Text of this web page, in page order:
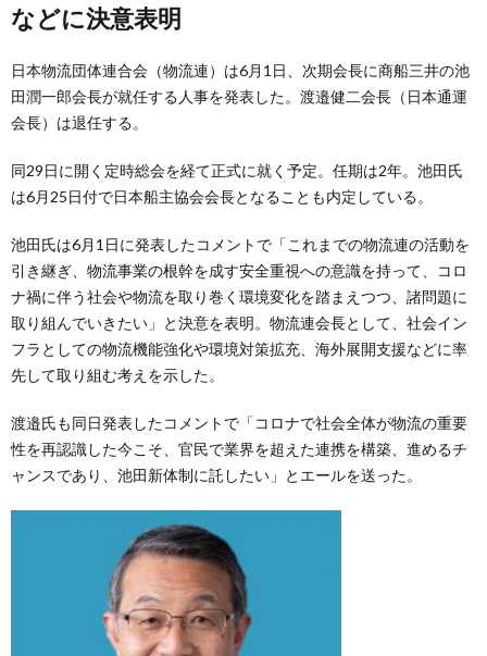
などに決意表明
日本物流団体連合会（物流連）は6月1日、次期会長に商船三井の池
田潤一郎会長が就任する人事を発表した。渡邉健二会長（日本通運
会長）は退任する。
同29日に開く定時総会を経て正式に就く予定。任期は2年。池田氏
は6月25日付で日本船主協会会長となることも内定している。
池田氏は6月1日に発表したコメントで「これまでの物流連の活動を
引き継ぎ、物流事業の根幹を成す安全重視への意識を持って、コロ
ナ禍に伴う社会や物流を取り巻く環境変化を踏まえつつ、諸問題に
取り組んでいきたい」と決意を表明。物流連会長として、社会イン
フラとしての物流機能強化や環境対策拡充、海外展開支援などに率
先して取り組む考えを示した。
渡邉氏も同日発表したコメントで「コロナで社会全体が物流の重要
性を再認識した今こそ、官民で業界を超えた連携を構築、進めるチ
ャンスであり、池田新体制に託したい」とエールを送った。